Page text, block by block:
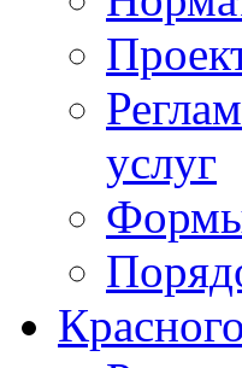
услуг